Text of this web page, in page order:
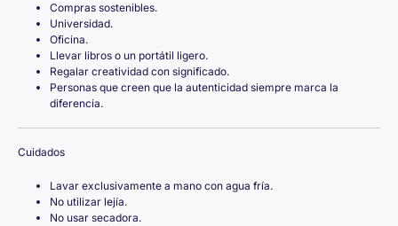
Compras sostenibles.
Universidad.
Oficina.
Llevar libros o un portátil ligero.
Regalar creatividad con significado.
Personas que creen que la autenticidad siempre marca la
diferencia.
Cuidados
Lavar exclusivamente a mano con agua fría.
No utilizar lejía.
No usar secadora.